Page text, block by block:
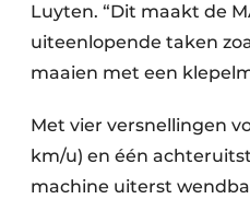
Luyten. “Dit maakt de
uiteenlopende taken
maaien met een
Met vier versnellingen
km/u) en één
machine uiterst